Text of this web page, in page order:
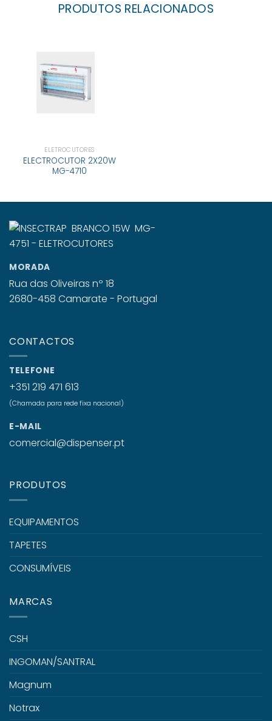
PRODUTOS RELACIONADOS
ELETROCUTORES
ELECTROCUTOR 2X20W
MG-4710
MORADA
Rua das Oliveiras nº 18
2680-458 Camarate - Portugal
CONTACTOS
TELEFONE
+351 219 471 613
(Chamada para rede fixa nacional)
E-MAIL
comercial@dispenser.pt
PRODUTOS
EQUIPAMENTOS
TAPETES
CONSUMÍVEIS
MARCAS
CSH
INGOMAN/SANTRAL
Magnum
Notrax